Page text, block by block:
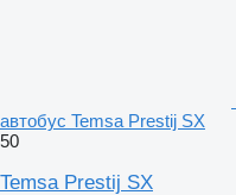
автобус Temsa Prestij SX
50
Temsa Prestij SX